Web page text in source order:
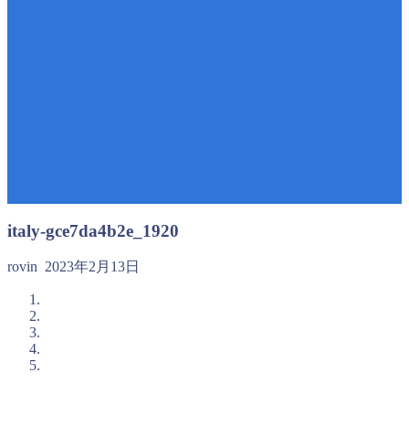
italy-gce7da4b2e_1920
rovin 2023年2月13日